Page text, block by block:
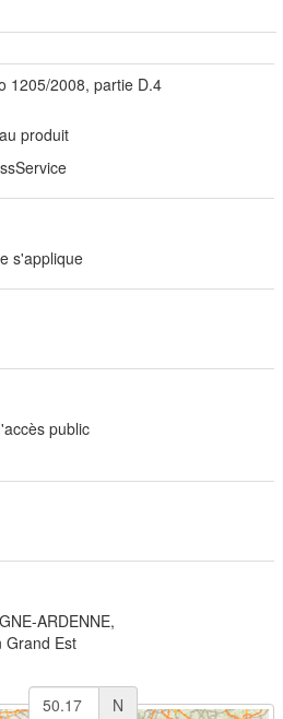
1205/2008, partie D.4
produit
s'applique
public
ARDENNE,
Grand Est
N